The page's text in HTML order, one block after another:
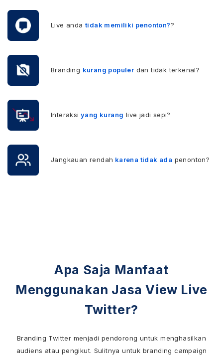
Live anda tidak memiliki penonton??
Branding kurang populer dan tidak terkenal?
Interaksi yang kurang live jadi sepi?
Jangkauan rendah karena tidak ada penonton?
Apa Saja Manfaat
Menggunakan Jasa View Live
Twitter?
Branding Twitter menjadi pendorong untuk menghasilkan
audiens atau pengikut. Sulitnya untuk branding campaign